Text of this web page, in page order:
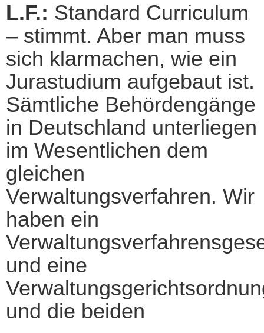
L.F.: Standard Curriculum
– stimmt. Aber man muss
sich klarmachen, wie ein
Jurastudium aufgebaut ist.
Sämtliche Behördengänge
in Deutschland unterliegen
im Wesentlichen dem
gleichen
Verwaltungsverfahren. Wir
haben ein
und eine
und die beiden